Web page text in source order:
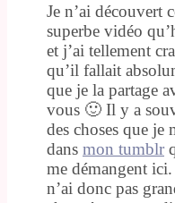
Je n’ai découvert
superbe vidéo
et j’ai tellement
qu’il fallait
que je la partage
vous 🙂 Il y a
des choses que je
dans mon tumblr
me démangent ici.
n’ai donc pas